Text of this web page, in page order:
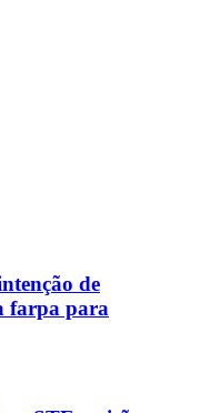
de
farpa para